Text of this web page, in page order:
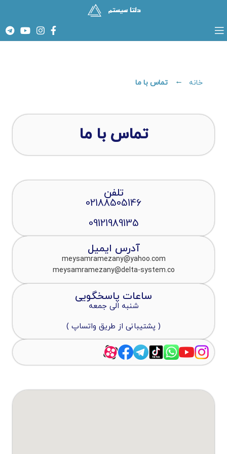
خانه تماس با ما
تماس با ما
تلفن
02188505146
09121989135
آدرس ایمیل
meysamramezany@yahoo.com
meysamramezany@delta-system.co
ساعات پاسخگویی
شنبه الی جمعه
( پشتیبانی از طریق واتساپ )